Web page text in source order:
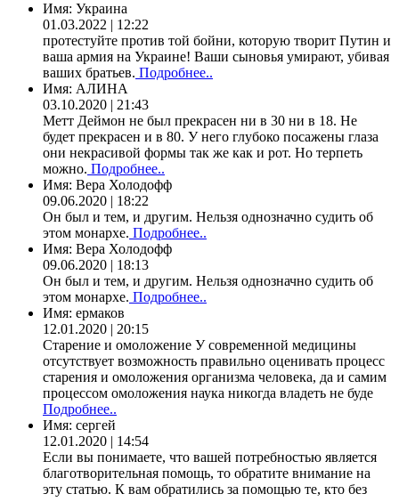
Имя: Украина
01.03.2022 | 12:22
протестуйте против той бойни, которую творит Путин и
ваша армия на Украине! Ваши сыновья умирают, убивая
ваших братьев. Подробнее..
Имя: АЛИНА
03.10.2020 | 21:43
Метт Деймон не был прекрасен ни в 30 ни в 18. Не
будет прекрасен и в 80. У него глубоко посажены глаза
они некрасивой формы так же как и рот. Но терпеть
можно. Подробнее..
Имя: Вера Холодофф
09.06.2020 | 18:22
Он был и тем, и другим. Нельзя однозначно судить об
этом монархе. Подробнее..
Имя: Вера Холодофф
09.06.2020 | 18:13
Он был и тем, и другим. Нельзя однозначно судить об
этом монархе. Подробнее..
Имя: ермаков
12.01.2020 | 20:15
Старение и омоложение У современной медицины
отсутствует возможность правильно оценивать процесс
старения и омоложения организма человека, да и самим
процессом омоложения наука никогда владеть не буде
Подробнее..
Имя: сергей
12.01.2020 | 14:54
Если вы понимаете, что вашей потребностью является
благотворительная помощь, то обратите внимание на
эту статью. К вам обратились за помощью те, кто без